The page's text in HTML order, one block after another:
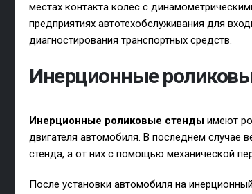
местах контакта колес с
предприятиях автотехобслуживания для
диагностирования транспортных средств.
Инерционные
Инерционные роликовые стенды имеют
двигателя автомобиля. В последнем случае
стенда, а от них с помощью механической
После установки автомобиля на